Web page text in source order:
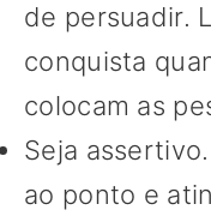
de persuadir.
conquista
colocam as
Seja
ao ponto e